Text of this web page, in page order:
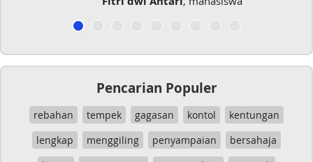
Pencarian Populer
rebahan tempek gagasan kontol
kentungan
lengkap
menggiling penyampaian
bersahaja